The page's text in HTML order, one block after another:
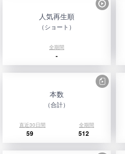
人気再生順
（ショート）
全期間
-
本数
（合計）
直近30日間 全期間
59 512